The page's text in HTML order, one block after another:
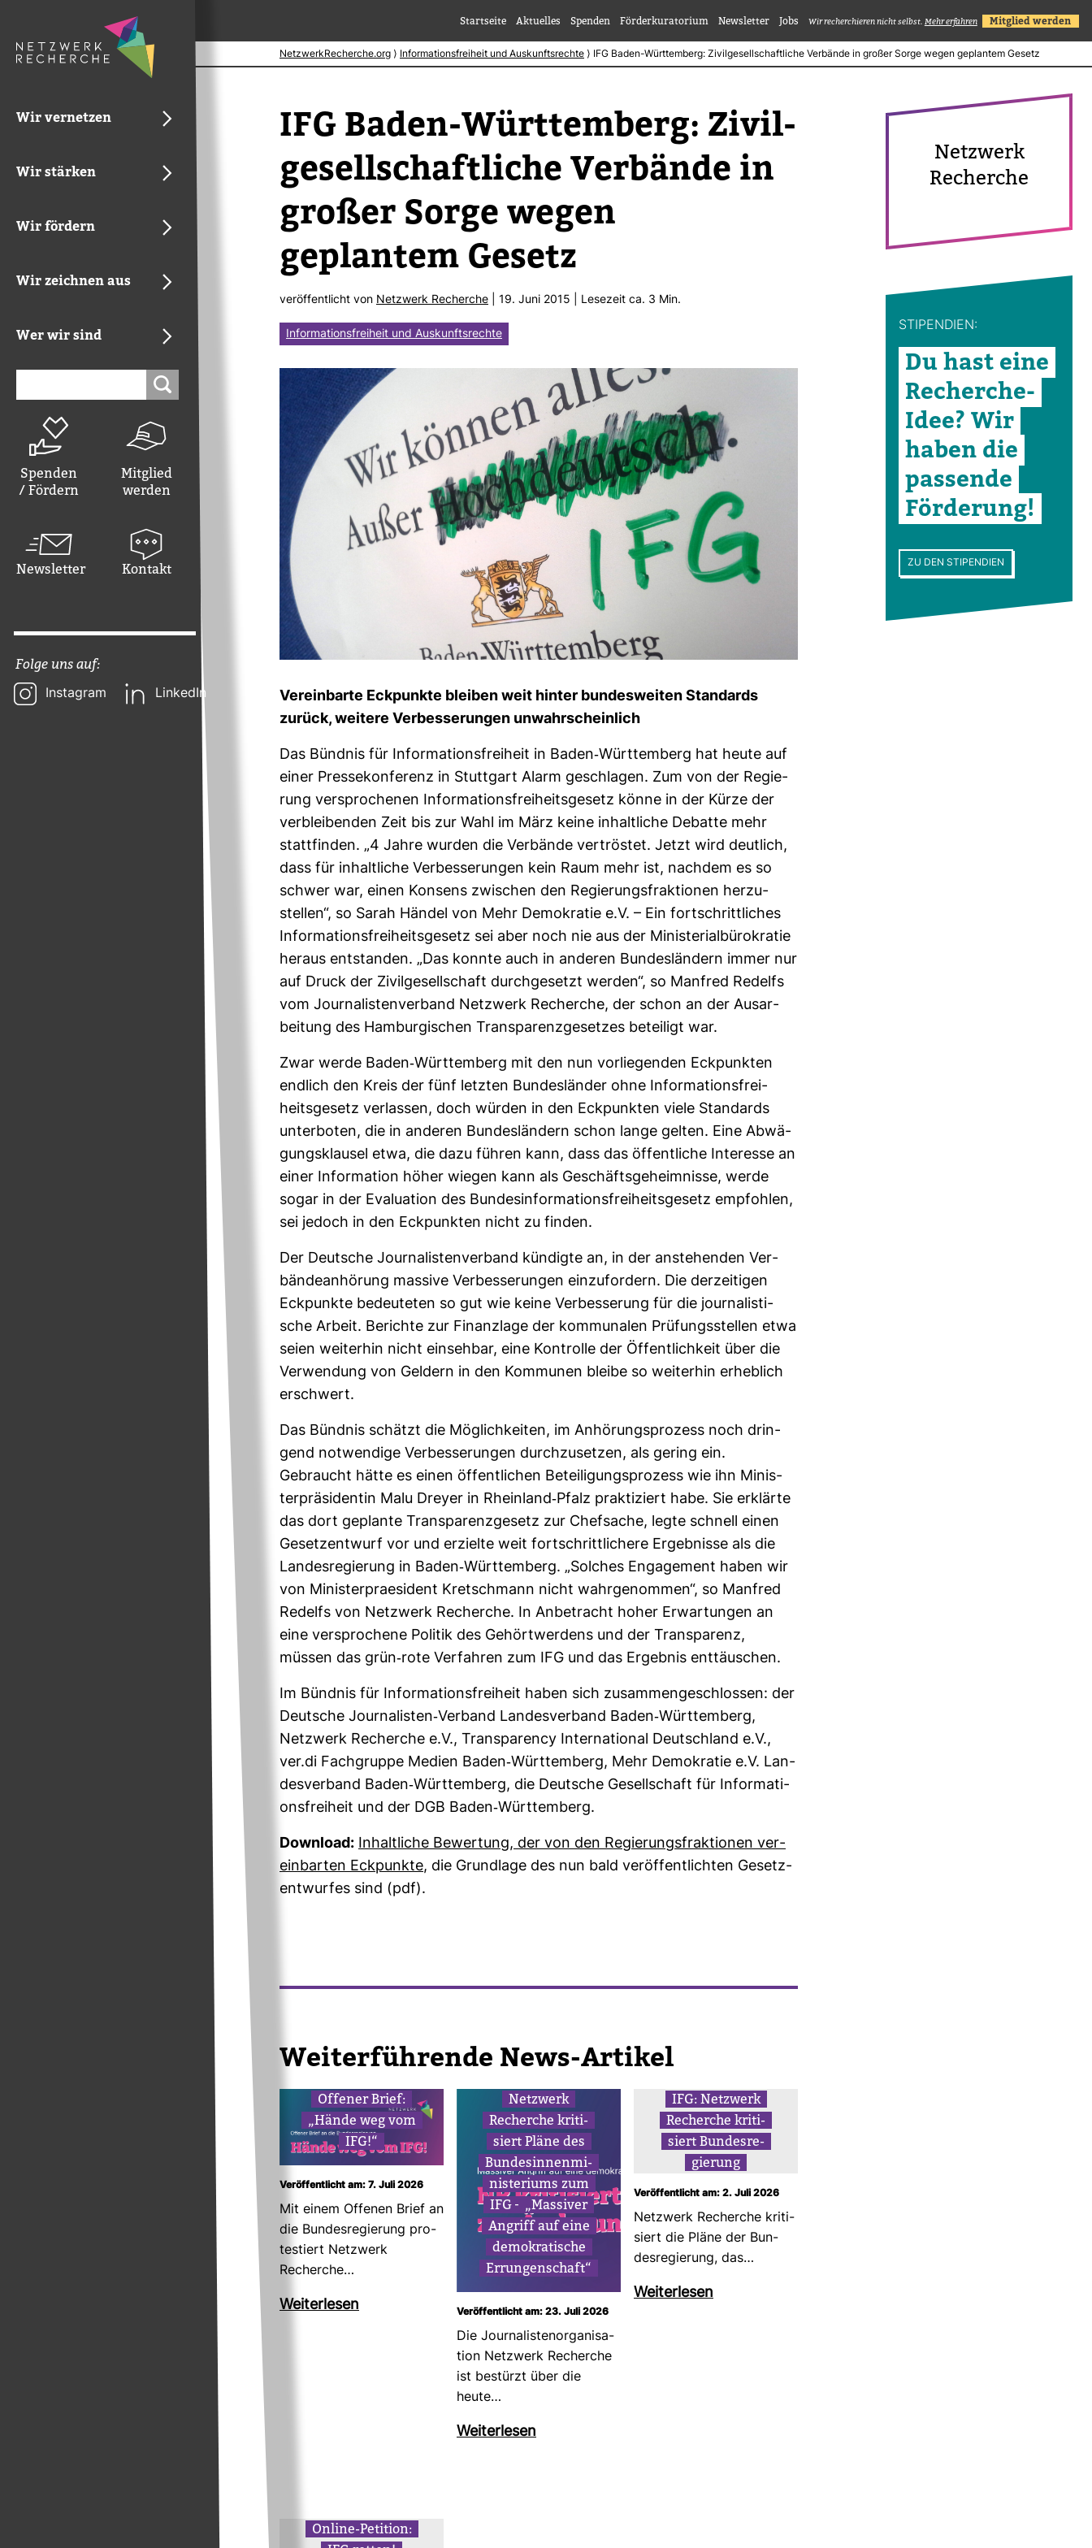
Wir vernetzen
Wir stärken
Wir fördern
Wir zeichnen aus
Wer wir sind
Spenden
/ Fördern
Mitglied
werden
Newsletter Kontakt
Folge uns auf:
Instagram LinkedIn
Startseite Aktuelles Spenden Förderkuratorium Newsletter Jobs Wir recherchieren nicht selbst. Mehr erfahren Mitglied werden
NetzwerkRecherche.org ⟩ Informationsfreiheit und Auskunftsrechte ⟩ IFG Baden-Württemberg: Zivilgesellschaftliche Verbände in großer Sorge wegen geplantem Gesetz
IFG Baden-​Würt­tem­berg: Zivil­
ge­sell­schaft­liche Ver­bände in
großer Sorge wegen
geplantem Gesetz
ver­öf­fent­licht von Netz­werk Recherche | 19. Juni 2015 | Lese­zeit ca. 3 Min.
Informationsfreiheit und Auskunftsrechte
Ver­ein­barte Eck­punkte bleiben weit hinter bun­des­weiten Stan­dards
zurück, wei­tere Ver­bes­se­rungen unwahr­schein­lich
Das Bündnis für Infor­ma­ti­ons­frei­heit in Baden-​Würt­tem­berg hat heute auf
einer Pres­se­kon­fe­renz in Stutt­gart Alarm geschlagen. Zum von der Regie­
rung ver­spro­chenen Infor­ma­ti­ons­frei­heits­ge­setz könne in der Kürze der
ver­blei­benden Zeit bis zur Wahl im März keine inhalt­liche Debatte mehr
statt­finden. „4 Jahre wurden die Ver­bände ver­tröstet. Jetzt wird deut­lich,
dass für inhalt­liche Ver­bes­se­rungen kein Raum mehr ist, nachdem es so
schwer war, einen Kon­sens zwi­schen den Regie­rungs­frak­tionen her­zu­
stellen“, so Sarah Händel von Mehr Demo­kratie e.V. – Ein fort­schritt­li­ches
Infor­ma­ti­ons­frei­heits­ge­setz sei aber noch nie aus der Minis­te­ri­al­bü­ro­kratie
heraus ent­standen. „Das konnte auch in anderen Bun­des­län­dern immer nur
auf Druck der Zivil­ge­sell­schaft durch­ge­setzt werden“, so Man­fred Redelfs
vom Jour­na­lis­ten­ver­band Netz­werk Recherche, der schon an der Aus­ar­
bei­tung des Ham­bur­gi­schen Trans­pa­renz­ge­setzes betei­ligt war.
Zwar werde Baden-​Würt­tem­berg mit den nun vor­lie­genden Eck­punkten
end­lich den Kreis der fünf letzten Bun­des­länder ohne Infor­ma­ti­ons­frei­
heits­ge­setz ver­lassen, doch würden in den Eck­punkten viele Stan­dards
unter­boten, die in anderen Bun­des­län­dern schon lange gelten. Eine Abwä­
gungs­klausel etwa, die dazu führen kann, dass das öffent­liche Inter­esse an
einer Infor­ma­tion höher wiegen kann als Geschäfts­ge­heim­nisse, werde
sogar in der Eva­lua­tion des Bun­des­in­for­ma­ti­ons­frei­heits­ge­setz emp­fohlen,
sei jedoch in den Eck­punkten nicht zu finden.
Der Deut­sche Jour­na­lis­ten­ver­band kün­digte an, in der anste­henden Ver­
bän­de­an­hö­rung mas­sive Ver­bes­se­rungen ein­zu­for­dern. Die der­zei­tigen
Eck­punkte bedeu­teten so gut wie keine Ver­bes­se­rung für die jour­na­lis­ti­
sche Arbeit. Berichte zur Finanz­lage der kom­mu­nalen Prü­fungs­stellen etwa
seien wei­terhin nicht ein­sehbar, eine Kon­trolle der Öffent­lich­keit über die
Ver­wen­dung von Gel­dern in den Kom­munen bleibe so wei­terhin erheb­lich
erschwert.
Das Bündnis schätzt die Mög­lich­keiten, im Anhö­rungs­pro­zess noch drin­
gend not­wen­dige Ver­bes­se­rungen durch­zu­setzen, als gering ein.
Gebraucht hätte es einen öffent­li­chen Betei­li­gungs­pro­zess wie ihn Minis­
ter­prä­si­dentin Malu Dreyer in Rhein­land-​Pfalz prak­ti­ziert habe. Sie erklärte
das dort geplante Trans­pa­renz­ge­setz zur Chef­sache, legte schnell einen
Gesetz­ent­wurf vor und erzielte weit fort­schritt­li­chere Ergeb­nisse als die
Lan­des­re­gie­rung in Baden-​Würt­tem­berg. „Sol­ches Enga­ge­ment haben wir
von Minis­ter­prae­si­dent Kret­sch­mann nicht wahr­ge­nommen“, so Man­fred
Redelfs von Netz­werk Recherche. In Anbe­tracht hoher Erwar­tungen an
eine ver­spro­chene Politik des Gehört­wer­dens und der Trans­pa­renz,
müssen das grün-​rote Ver­fahren zum IFG und das Ergebnis ent­täu­schen.
Im Bündnis für Infor­ma­ti­ons­frei­heit haben sich zusam­men­ge­schlossen: der
Deut­sche Jour­na­listen-​Ver­band Lan­des­ver­band Baden-​Würt­tem­berg,
Netz­werk Recherche e.V., Trans­pa­rency Inter­na­tional Deutsch­land e.V.,
ver.di Fach­gruppe Medien Baden-​Würt­tem­berg, Mehr Demo­kratie e.V. Lan­
des­ver­band Baden-​Würt­tem­berg, die Deut­sche Gesell­schaft für Infor­ma­ti­
ons­frei­heit und der DGB Baden-​Würt­tem­berg.
Down­load: Inhalt­liche Bewer­tung, der von den Regie­rungs­frak­tionen ver­
ein­barten Eck­punkte, die Grund­lage des nun bald ver­öf­fent­lichten Gesetz­
ent­wurfes sind (pdf).
Wei­ter­füh­rende News-​Artikel
Offener Brief:
„Hände weg vom
IFG!“
Veröffentlicht am: 7. Juli 2026
Mit einem Offenen Brief an
die Bun­des­re­gie­rung pro­
tes­tiert Netz­werk
Recherche…
Wei­ter­lesen
Netz­werk
Recherche kri­ti­
siert Pläne des
Bun­des­in­nen­mi­
nis­te­riums zum
IFG – „Mas­siver
Angriff auf eine
demo­kra­ti­sche
Errun­gen­schaft“
Veröffentlicht am: 23. Juli 2026
Die Jour­na­lis­ten­or­ga­ni­sa­
tion Netz­werk Recherche
ist bestürzt über die
heute…
Wei­ter­lesen
IFG: Netz­werk
Recherche kri­ti­
siert Bun­des­re­
gie­rung
Veröffentlicht am: 2. Juli 2026
Netz­werk Recherche kri­ti­
siert die Pläne der Bun­
des­re­gie­rung, das…
Wei­ter­lesen
Online-​Peti­tion:
Netz­werk
Recherche
STI­PEN­DIEN:
Du hast eine
Recherche-​
Idee? Wir
haben die
pas­sende
För­de­rung!
ZU DEN STIPENDIEN